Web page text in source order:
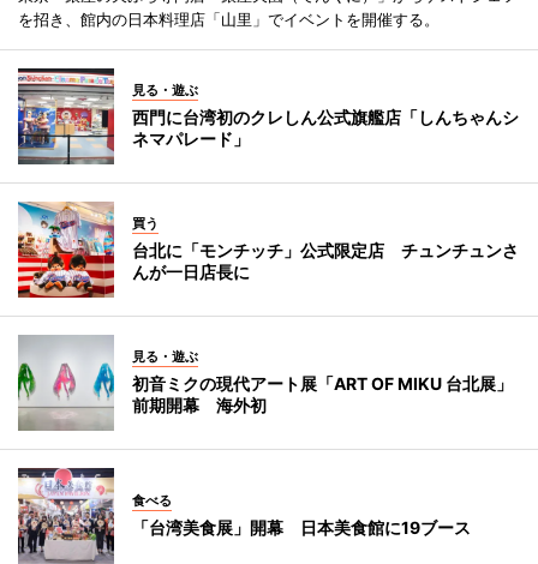
を招き、館内の日本料理店「山里」でイベントを開催する。
見る・遊ぶ
西門に台湾初のクレしん公式旗艦店「しんちゃんシ
ネマパレード」
買う
台北に「モンチッチ」公式限定店 チュンチュンさ
んが一日店長に
見る・遊ぶ
初音ミクの現代アート展「ART OF MIKU 台北展」
前期開幕 海外初
食べる
「台湾美食展」開幕 日本美食館に19ブース